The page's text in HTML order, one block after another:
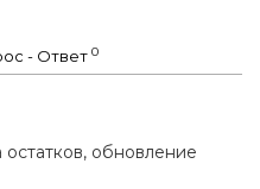
- Ответ 0
обновление